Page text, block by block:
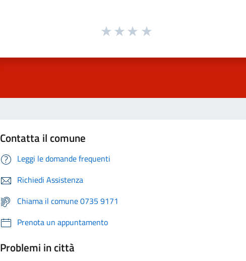
Contatta il comune
Leggi le domande frequenti
Richiedi Assistenza
Chiama il comune 0735 9171
Prenota un appuntamento
Problemi in città